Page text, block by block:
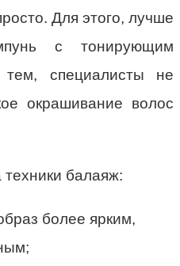
Для этого, лучше
с тонирующим
специалисты не
окрашивание волос
балаяж:
более ярким,